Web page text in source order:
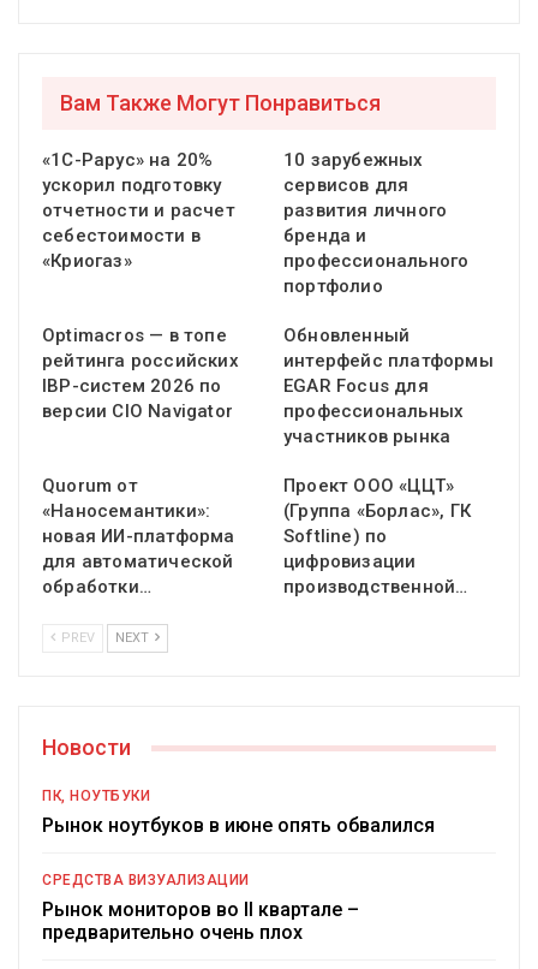
Вам Также Могут Понравиться
«1С-Рарус» на 20%
ускорил подготовку
отчетности и расчет
себестоимости в
«Криогаз»
10 зарубежных
сервисов для
развития личного
бренда и
профессионального
портфолио
Optimacros — в топе
рейтинга российских
IBP-систем 2026 по
версии CIO Navigator
Обновленный
интерфейс платформы
EGAR Focus для
профессиональных
участников рынка
Quorum от
«Наносемантики»:
новая ИИ-платформа
для автоматической
обработки…
Проект ООО «ЦЦТ»
(Группа «Борлас», ГК
Softline) по
цифровизации
производственной…
PREV NEXT
Новости
ПК, НОУТБУКИ
Рынок ноутбуков в июне опять обвалился
СРЕДСТВА ВИЗУАЛИЗАЦИИ
Рынок мониторов во II квартале –
предварительно очень плох